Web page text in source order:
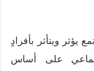
ويتأثر بأفرادٍ
على أساس